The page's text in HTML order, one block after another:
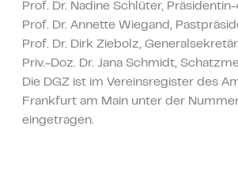
Prof. Dr. Nadine Schlüter,
Prof. Dr. Annette Wiegand,
Prof. Dr. Dirk Ziebolz, Generalsekretär
Priv.-Doz. Dr. Jana Schmidt,
Die DGZ ist im Vereinsregister des
Frankfurt am Main unter der
eingetragen.